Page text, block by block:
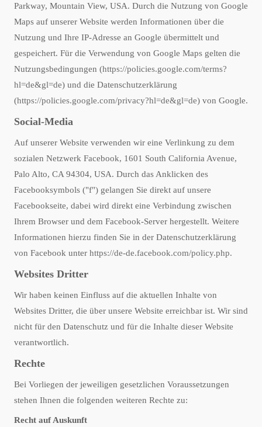
Parkway, Mountain View, USA. Durch die Nutzung von Google
Maps auf unserer Website werden Informationen über die
Nutzung und Ihre IP-Adresse an Google übermittelt und
gespeichert. Für die Verwendung von Google Maps gelten die
Nutzungsbedingungen (https://policies.google.com/terms?
hl=de&gl=de) und die Datenschutzerklärung
(https://policies.google.com/privacy?hl=de&gl=de) von Google.
Social-Media
Auf unserer Website verwenden wir eine Verlinkung zu dem
sozialen Netzwerk Facebook, 1601 South California Avenue,
Palo Alto, CA 94304, USA. Durch das Anklicken des
Facebooksymbols ("f") gelangen Sie direkt auf unsere
Facebookseite, dabei wird direkt eine Verbindung zwischen
Ihrem Browser und dem Facebook-Server hergestellt. Weitere
Informationen hierzu finden Sie in der Datenschutzerklärung
von Facebook unter https://de-de.facebook.com/policy.php.
Websites Dritter
Wir haben keinen Einfluss auf die aktuellen Inhalte von
Websites Dritter, die über unsere Website erreichbar ist. Wir sind
nicht für den Datenschutz und für die Inhalte dieser Website
verantwortlich.
Rechte
Bei Vorliegen der jeweiligen gesetzlichen Voraussetzungen
stehen Ihnen die folgenden weiteren Rechte zu:
Recht auf Auskunft